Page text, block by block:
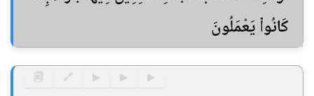
كَانُوا۟ يَعْمَلُونَ
▶
▶
▶
🔗
🗐